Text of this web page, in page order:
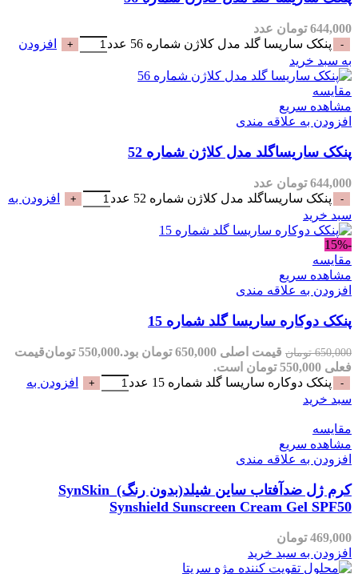
644,000 تومان عدد
پنکک ساریسا گلد مدل کلاژن شماره 56 عدد
افزودن
به سبد خرید
مقایسه
مشاهده سریع
افزودن به علاقه مندی
پنکک ساریساگلد مدل کلاژن شماره 52
644,000 تومان عدد
پنکک ساریساگلد مدل کلاژن شماره 52 عدد
افزودن به
سبد خرید
-15%
مقایسه
مشاهده سریع
افزودن به علاقه مندی
پنکک دوکاره ساریسا گلد شماره 15
650,000 تومان قیمت اصلی 650,000 تومان بود. 550,000 تومانقیمت
فعلی 550,000 تومان است.
پنکک دوکاره ساریسا گلد شماره 15 عدد
افزودن به
سبد خرید
مقایسه
مشاهده سریع
افزودن به علاقه مندی
کرم ژل ضدآفتاب ساین شیلد(بدون رنگ)_SynSkin
Synshield Sunscreen Cream Gel SPF50
469,000 تومان
افزودن به سبد خرید